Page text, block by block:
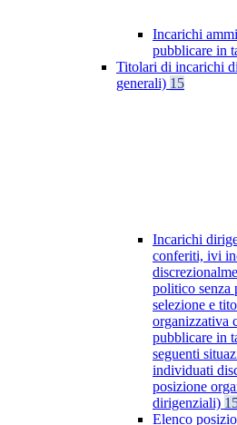
Incarichi
pubblicare in
Titolari di incarichi
generali) 15
Incarichi
conferiti, ivi
politico senza
selezione e
organizzativa
pubblicare in
seguenti
individuati
posizione
dirigenziali)
Elenco